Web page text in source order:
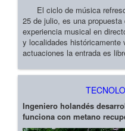
El ciclo de música
25 de julio, es una
experiencia musical en
y localidades históricamente
actuaciones la entrada es
Ingeniero holandés
funciona con metano